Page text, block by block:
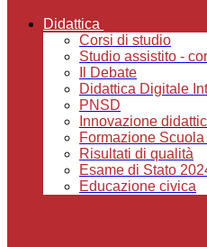
Didattica
Corsi di studio
Studio assistito -
Il Debate
Didattica Digitale
PNSD
Innovazione
Formazione
Risultati di qualità
Esame di Stato
Educazione civica